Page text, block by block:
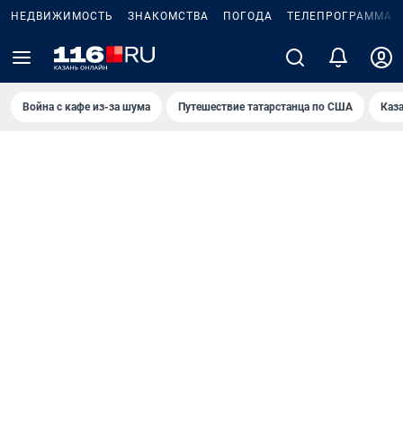
НЕДВИЖИМОСТЬ ЗНАКОМСТВА ПОГОДА ТЕЛЕПРОГРАММА
Война с кафе из-за шума Путешествие татарстанца по США